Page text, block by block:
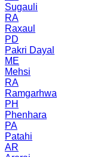
Sugauli
RA
Raxaul
PD
Pakri Dayal
ME
Mehsi
RA
Ramgarhwa
PH
Phenhara
PA
Patahi
AR